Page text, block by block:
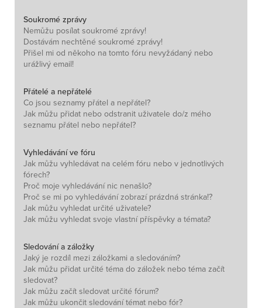
Soukromé zprávy
Nemůžu posílat soukromé zprávy!
Dostávám nechtěné soukromé zprávy!
Přišel mi od někoho na tomto fóru nevyžádaný nebo
urážlivý email!
Přátelé a nepřátelé
Co jsou seznamy přátel a nepřátel?
Jak můžu přidat nebo odstranit uživatele do/z mého
seznamu přátel nebo nepřátel?
Vyhledávání ve fóru
Jak můžu vyhledávat na celém fóru nebo v jednotlivých
fórech?
Proč moje vyhledávání nic nenašlo?
Proč se mi po vyhledávání zobrazí prázdná stránka!?
Jak můžu vyhledat určité uživatele?
Jak můžu vyhledat svoje vlastní příspěvky a témata?
Sledování a záložky
Jaký je rozdíl mezi záložkami a sledováním?
Jak můžu přidat určité téma do záložek nebo téma začít
sledovat?
Jak můžu začít sledovat určité fórum?
Jak můžu ukončit sledování témat nebo fór?